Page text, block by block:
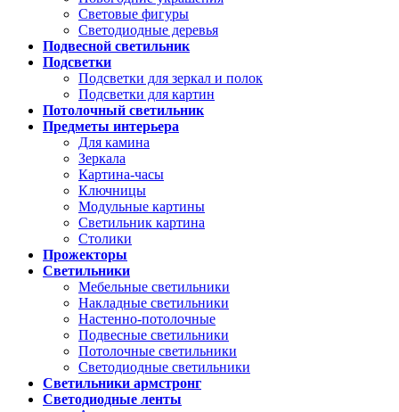
Световые фигуры
Светодиодные деревья
Подвесной светильник
Подсветки
Подсветки для зеркал и полок
Подсветки для картин
Потолочный светильник
Предметы интерьера
Для камина
Зеркала
Картина-часы
Ключницы
Модульные картины
Светильник картина
Столики
Прожекторы
Светильники
Мебельные светильники
Накладные светильники
Настенно-потолочные
Подвесные светильники
Потолочные светильники
Светодиодные светильники
Светильники армстронг
Светодиодные ленты